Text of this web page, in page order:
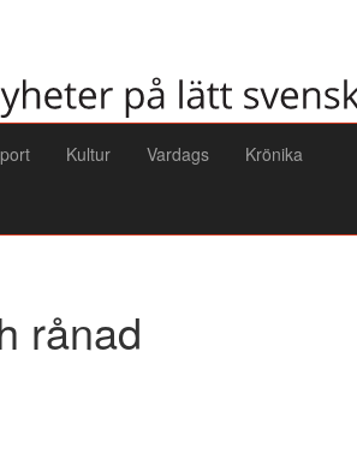
Kultur Vardags Krönika
rånad